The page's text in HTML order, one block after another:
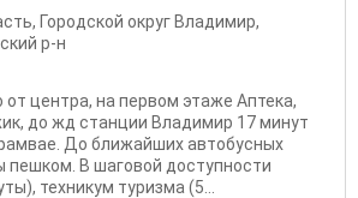
, Городской округ Владимир,
р-н
от центра, на первом этаже Аптека,
до жд станции Владимир 17 минут
До ближайших автобусных
пешком. В шаговой доступности
техникум туризма (5...